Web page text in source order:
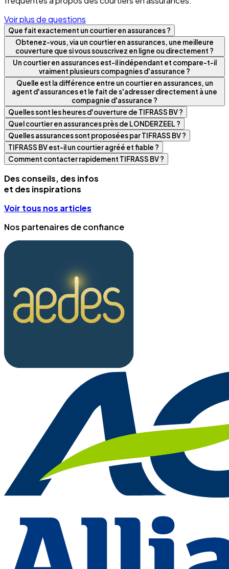
Voir plus de questions
Que fait exactement un courtier en assurances ?
Obtenez-vous, via un courtier en assurances, une meilleure
couverture que si vous souscrivez en ligne ou directement ?
Un courtier en assurances est-il indépendant et compare-t-il
vraiment plusieurs compagnies d'assurance ?
Quelle est la différence entre un courtier en assurances, un
agent d'assurances et le fait de s'adresser directement à une
compagnie d'assurance ?
Quelles sont les heures d'ouverture de TIFRASS BV ?
Quel courtier en assurances près de LONDERZEEL ?
Quelles assurances sont proposées par TIFRASS BV ?
TIFRASS BV est-il un courtier agréé et fiable ?
Comment contacter rapidement TIFRASS BV ?
Des conseils, des infos
et des inspirations
Voir tous nos articles
Nos partenaires de confiance